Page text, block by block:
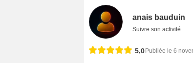
anais bauduin
Suivre son activité
5,0 Publiée le 6